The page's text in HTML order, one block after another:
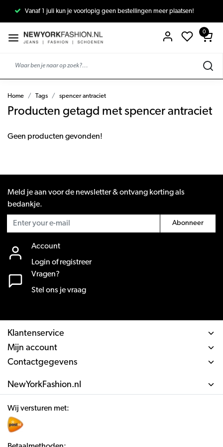
Vanaf 1 juli kun je voorlopig geen bestellingen meer plaatsen!
0
Home Tags spencer antraciet
Producten getagd met spencer antraciet
Geen producten gevonden!
Meld je aan voor de newsletter & ontvang korting als
bedankje.
Abonneer
Account
Login of registreer
Vragen?
Stel ons je vraag
Klantenservice
Mijn account
Contactgegevens
NewYorkFashion.nl
Wij versturen met: